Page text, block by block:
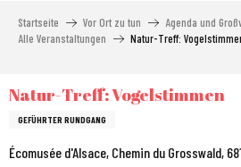
Startseite Vor Ort zu tun
Agenda und
Alle Veranstaltungen
Natur-Treff:
Natur-Treff: Vogelstimmen
GEFÜHRTER RUNDGANG
Écomusée d'Alsace, Chemin du Grosswald,